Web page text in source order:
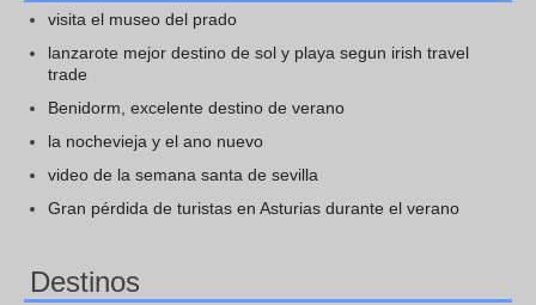
visita el museo del prado
lanzarote mejor destino de sol y playa segun irish travel
trade
Benidorm, excelente destino de verano
la nochevieja y el ano nuevo
video de la semana santa de sevilla
Gran pérdida de turistas en Asturias durante el verano
Destinos